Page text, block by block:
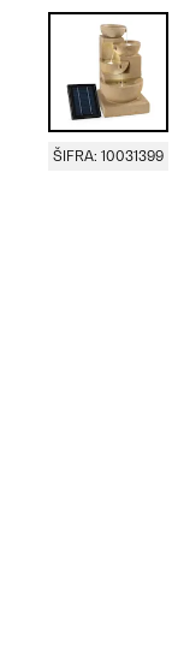
ŠIFRA: 10031399